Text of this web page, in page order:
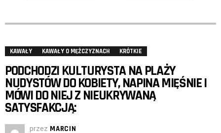
KAWAŁY KAWAŁY O MĘŻCZYZNACH KRÓTKIE
PODCHODZI KULTURYSTA NA PLAŻY
NUDYSTÓW DO KOBIETY, NAPINA MIĘŚNIE I
MÓWI DO NIEJ Z NIEUKRYWANĄ
SATYSFAKCJĄ:
przez MARCIN